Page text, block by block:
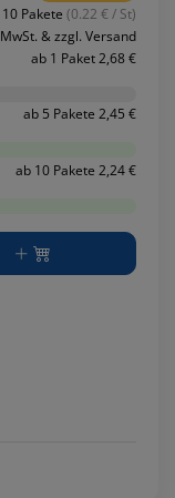
Pakete (0.22 € / St)
& zzgl. Versand
ab 1 Paket 2,68 €
ab 5 Pakete 2,45 €
ab 10 Pakete 2,24 €